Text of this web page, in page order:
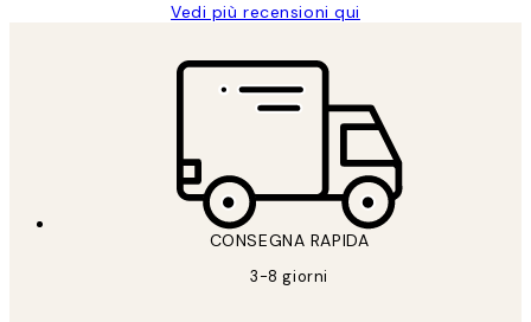
Vedi più recensioni qui
CONSEGNA RAPIDA
3-8 giorni